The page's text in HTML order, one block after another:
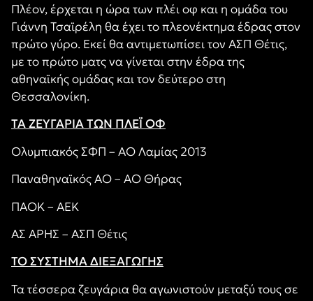
Πλέον, έρχεται η ώρα των πλέι οφ και η ομάδα του
Γιάννη Τσαϊρέλη θα έχει το πλεονέκτημα έδρας στον
πρώτο γύρο. Εκεί θα αντιμετωπίσει τον ΑΣΠ Θέτις,
με το πρώτο ματς να γίνεται στην έδρα της
αθηναϊκής ομάδας και τον δεύτερο στη
Θεσσαλονίκη.
ΤΑ ΖΕΥΓΑΡΙΑ ΤΩΝ ΠΛΕΪ ΟΦ
Ολυμπιακός ΣΦΠ – ΑΟ Λαμίας 2013
Παναθηναϊκός ΑΟ – ΑΟ Θήρας
ΠΑΟΚ – ΑΕΚ
ΑΣ ΑΡΗΣ – ΑΣΠ Θέτις
ΤΟ ΣΥΣΤΗΜΑ ΔΙΕΞΑΓΩΓΗΣ
Τα τέσσερα ζευγάρια θα αγωνιστούν μεταξύ τους σε